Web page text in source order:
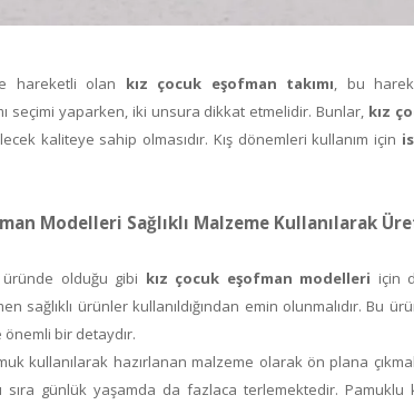
hareketli olan kız çocuk eşofman takımı, bu
seçimi yaparken, iki unsura dikkat etmelidir. Bunlar, kız
kaliteye sahip olmasıdır. Kış dönemleri kullanım için
Modelleri Sağlıklı Malzeme Kullanılarak
olduğu gibi kız çocuk eşofman modelleri için
sağlıklı ürünler kullanıldığından emin olunmalıdır. Bu
bir detaydır.
kullanılarak hazırlanan malzeme olarak ön plana
günlük yaşamda da fazlaca terlemektedir. Pamuklu